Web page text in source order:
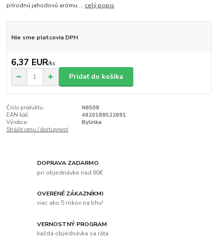
prírodnú jahodovú arómu.... celý popis
Nie sme platcovia DPH
6,37 EUR/ks
Pridať do košíka
Číslo produktu:
N6508
EAN kód:
4820188522691
Výrobca:
Bylinka
Strážiť cenu / dostupnosť
DOPRAVA ZADARMO
pri objednávke nad 80€
OVERENÉ ZÁKAZNÍKMI
viac ako 5 rokov na trhu!
VERNOSTNÝ PROGRAM
každá objednávka sa ráta